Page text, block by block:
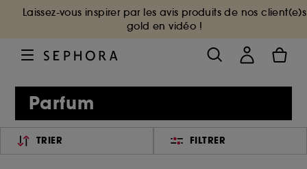
Laissez-vous inspirer par les avis produits de nos client(e)s
gold en vidéo !
Parfum
TRIER FILTRER